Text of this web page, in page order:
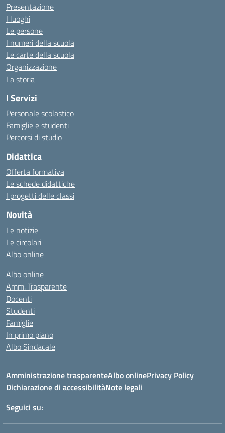
Presentazione
I luoghi
Le persone
I numeri della scuola
Le carte della scuola
Organizzazione
La storia
I Servizi
Personale scolastico
Famiglie e studenti
Percorsi di studio
Didattica
Offerta formativa
Le schede didattiche
I progetti delle classi
Novità
Le notizie
Le circolari
Albo online
Albo online
Amm. Trasparente
Docenti
Studenti
Famiglie
In primo piano
Albo Sindacale
Amministrazione trasparenteAlbo onlinePrivacy Policy
Dichiarazione di accessibilitàNote legali
Seguici su: